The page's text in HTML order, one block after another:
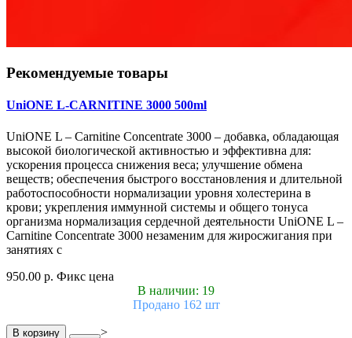
Рекомендуемые товары
UniONE L-CARNITINE 3000 500ml
UniONE L – Carnitine Concentrate 3000 – добавка, обладающая
высокой биологической активностью и эффективна для:
ускорения процесса снижения веса; улучшение обмена
веществ; обеспечения быстрого восстановления и длительной
работоспособности нормализации уровня холестерина в
крови; укрепления иммунной системы и общего тонуса
организма нормализация сердечной деятельности UniONE L –
Carnitine Concentrate 3000 незаменим для жиросжигания при
занятиях с
950.00 р. Фикс цена
В наличии: 19
Продано 162 шт
В корзину >